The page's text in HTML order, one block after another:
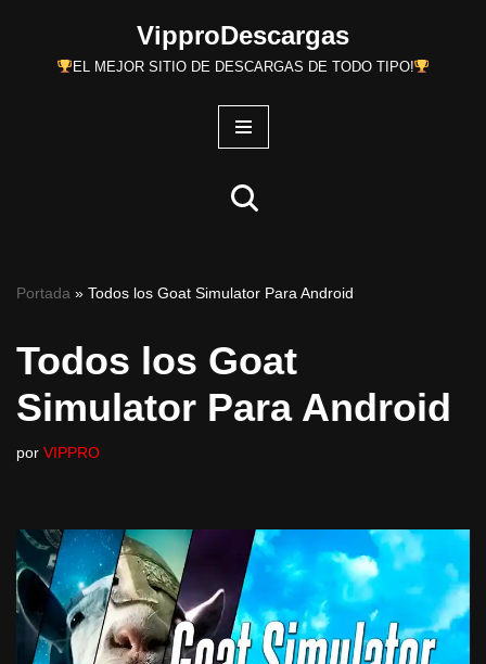
VipproDescargas
EL MEJOR SITIO DE DESCARGAS DE TODO TIPO!
Portada » Todos los Goat Simulator Para Android
Todos los Goat
Simulator Para Android
por VIPPRO